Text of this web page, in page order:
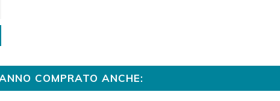
COMPRATO ANCHE: